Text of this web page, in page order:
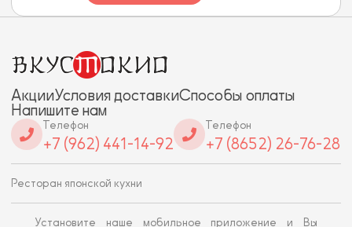
АкцииУсловия доставкиСпособы оплаты
Напишите нам
Телефон
+7 (962) 441-14-92
Телефон
+7 (8652) 26-76-28
Ресторан японской кухни
Установите наше мобильное приложение и Вы